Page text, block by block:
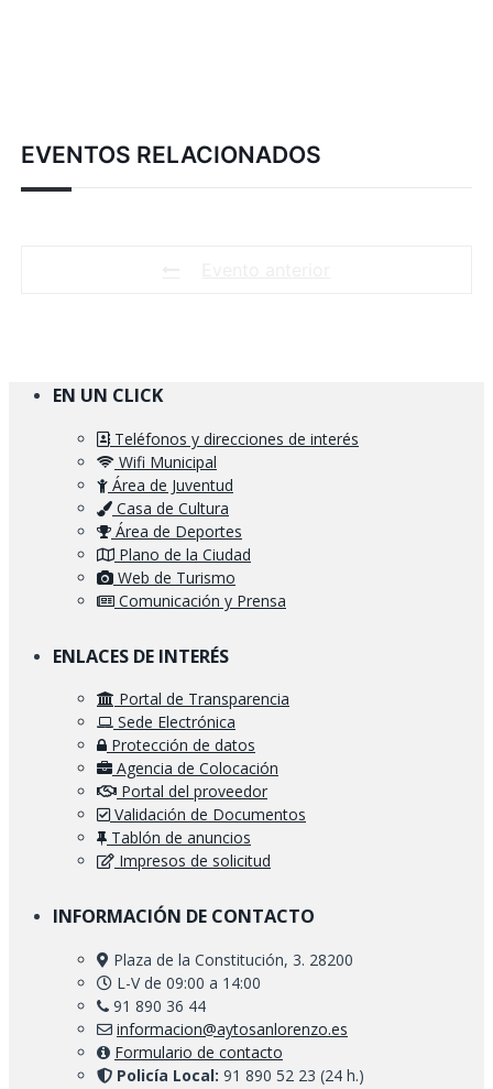
EVENTOS RELACIONADOS
EN UN CLICK
Teléfonos y direcciones de interés
Wifi Municipal
Área de Juventud
Casa de Cultura
Área de Deportes
Plano de la Ciudad
Web de Turismo
Comunicación y Prensa
ENLACES DE INTERÉS
Portal de Transparencia
Sede Electrónica
Protección de datos
Agencia de Colocación
Portal del proveedor
Validación de Documentos
Tablón de anuncios
Impresos de solicitud
INFORMACIÓN DE CONTACTO
Plaza de la Constitución, 3. 28200
L-V de 09:00 a 14:00
91 890 36 44
informacion@aytosanlorenzo.es
Formulario de contacto
Policía Local: 91 890 52 23 (24 h.)